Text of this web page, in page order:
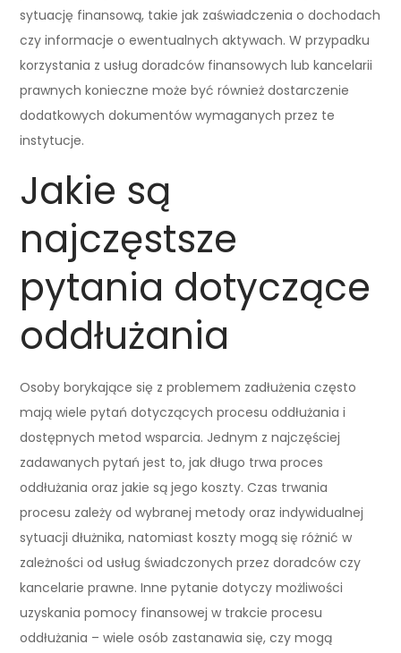
sytuację finansową, takie jak zaświadczenia o dochodach
czy informacje o ewentualnych aktywach. W przypadku
korzystania z usług doradców finansowych lub kancelarii
prawnych konieczne może być również dostarczenie
dodatkowych dokumentów wymaganych przez te
instytucje.
Jakie są
najczęstsze
pytania dotyczące
oddłużania
Osoby borykające się z problemem zadłużenia często
mają wiele pytań dotyczących procesu oddłużania i
dostępnych metod wsparcia. Jednym z najczęściej
zadawanych pytań jest to, jak długo trwa proces
oddłużania oraz jakie są jego koszty. Czas trwania
procesu zależy od wybranej metody oraz indywidualnej
sytuacji dłużnika, natomiast koszty mogą się różnić w
zależności od usług świadczonych przez doradców czy
kancelarie prawne. Inne pytanie dotyczy możliwości
uzyskania pomocy finansowej w trakcie procesu
oddłużania – wiele osób zastanawia się, czy mogą